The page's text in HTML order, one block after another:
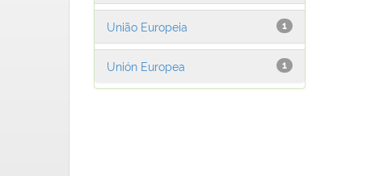
1
União Europeia
1
Unión Europea